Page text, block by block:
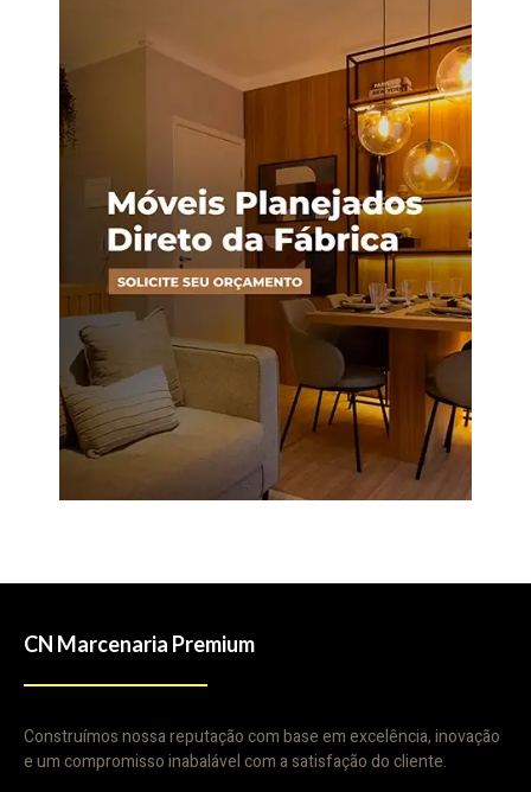
CN Marcenaria Premium
Construímos nossa reputação com base em excelência, inovação
e um compromisso inabalável com a satisfação do cliente.